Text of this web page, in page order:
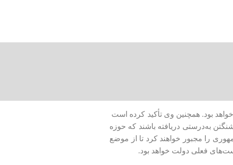
کوین‌بیس برایان آرمسترانگ: حمایت از ارزهای دیجیتال یکی از مهمترین وعده‌های انتخاباتی 2024 امریکا خواهد بود. همچنین وی تأکید کرده است
به‌درستی دریافته باشند که حوزه
آمریکایی، در انتخابات سال 2024 کاندید های ریاست جمهوری را مجبور خواهند کرد تا از موضع
فعلی دولت خواهد بود.